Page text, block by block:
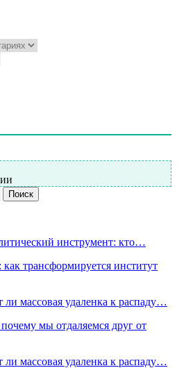
инструмент: кто…
трансформируется институт
массовая удаленка к распаду…
мы отдаляемся друг от
массовая удаленка к распаду…